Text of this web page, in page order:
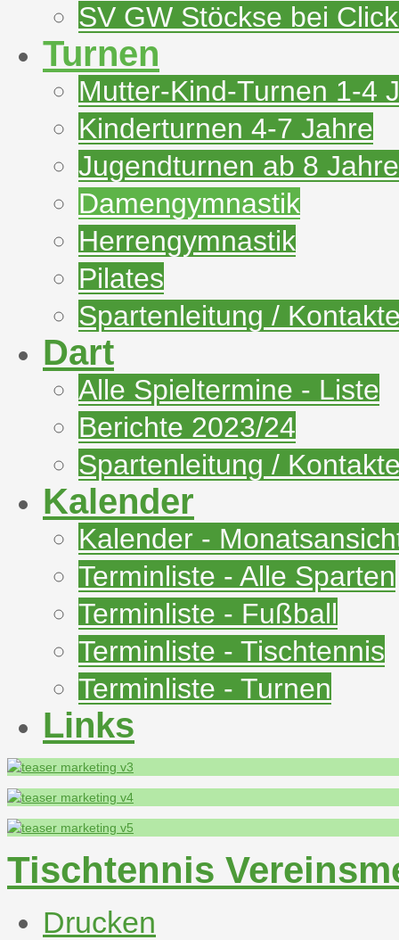
SV GW Stöckse bei
Turnen
Mutter-Kind-Turnen 1-4
Kinderturnen 4-7 Jahre
Jugendturnen ab 8 Jahre
Damengymnastik
Herrengymnastik
Pilates
Spartenleitung /
Dart
Alle Spieltermine - Liste
Berichte 2023/24
Spartenleitung /
Kalender
Kalender -
Terminliste - Alle Sparten
Terminliste - Fußball
Terminliste - Tischtennis
Terminliste - Turnen
Links
Tischtennis
Drucken